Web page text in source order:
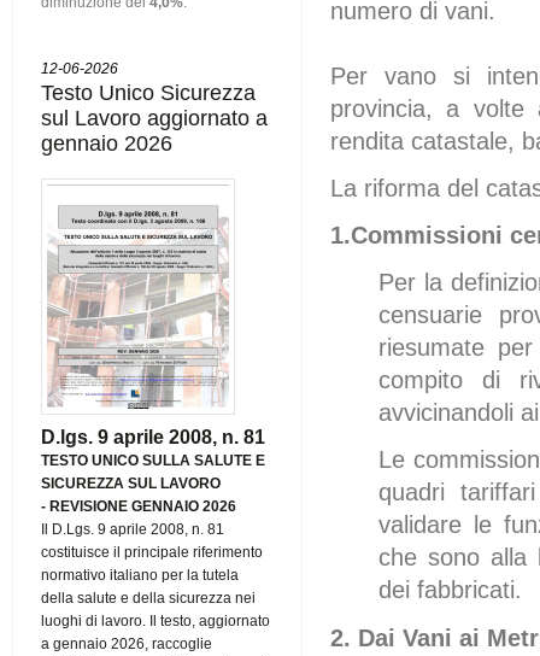
12-06-2026
Testo Unico Sicurezza
sul Lavoro aggiornato a
gennaio 2026
D.lgs. 9 aprile 2008, n. 81
TESTO UNICO SULLA SALUTE E
SICUREZZA SUL LAVORO
-REVISIONE GENNAIO 2026
Il D.Lgs. 9 aprile 2008, n. 81
costituisce il principale riferimento
normativo italiano per la tutela
della salute e della sicurezza nei
luoghi di lavoro. Il testo, aggiornato
a gennaio 2026, raccoglie
numero di vani.
Per vano si
provincia, a
rendita catastale,
La riforma del
1.Commissioni
Per la
censuarie
riesumate
compito di
avvicinandoli
Le
quadri
validare le
che sono alla
dei fabbricati.
2. Dai Vani ai